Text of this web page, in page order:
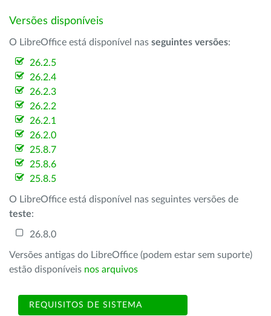
Versões disponíveis
O LibreOffice está disponível nas seguintes versões:
26.2.5
26.2.4
26.2.3
26.2.2
26.2.1
26.2.0
25.8.7
25.8.6
25.8.5
O LibreOffice está disponível nas seguintes versões de
teste:
26.8.0
Versões antigas do LibreOffice (podem estar sem suporte)
estão disponíveis nos arquivos
REQUISITOS DE SISTEMA